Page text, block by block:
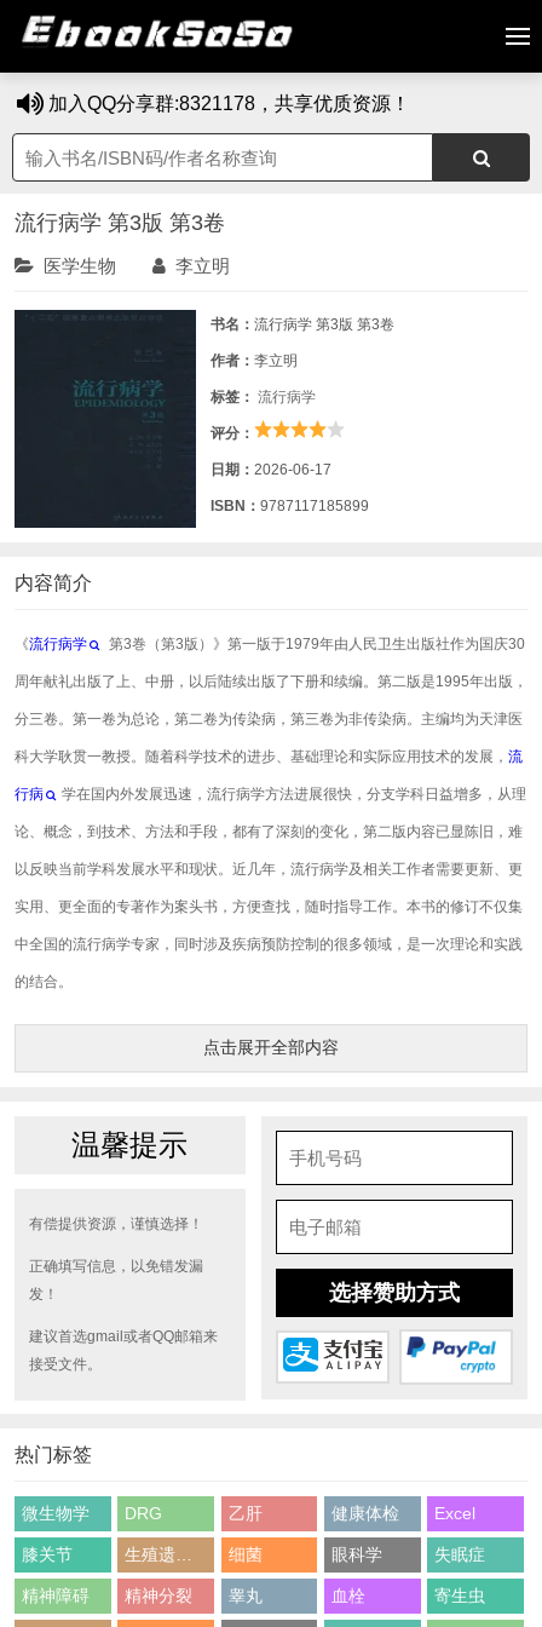
加入QQ分享群:8321178，共享优质资源！
流行病学 第3版 第3卷
医学生物 李立明
书名： 流行病学 第3版 第3卷
作者： 李立明
标签： 流行病学
评分：
日期： 2026-06-17
ISBN： 9787117185899
内容简介
《流行病学 第3巻（第3版）》第一版于1979年由人民卫生出版社作为国庆30
周年献礼出版了上、中册，以后陆续出版了下册和续编。第二版是1995年出版，
分三卷。第一卷为总论，第二卷为传染病，第三卷为非传染病。主编均为天津医
科大学耿贯一教授。随着科学技术的进步、基础理论和实际应用技术的发展， 流
行病 学在国内外发展迅速，流行病学方法进展很快，分支学科日益增多，从理
论、概念，到技术、方法和手段，都有了深刻的变化，第二版内容已显陈旧，难
以反映当前学科发展水平和现状。近几年，流行病学及相关工作者需要更新、更
实用、更全面的专著作为案头书，方便查找，随时指导工作。本书的修订不仅集
中全国的流行病学专家，同时涉及疾病预防控制的很多领域，是一次理论和实践
的结合。
点击展开全部内容
温馨提示
有偿提供资源，谨慎选择！
正确填写信息，以免错发漏
发！
建议首选gmail或者QQ邮箱来
接受文件。
选择赞助方式
热门标签
微生物学 DRG 乙肝 健康体检 Excel
膝关节 细菌 眼科学 失眠症
精神障碍 精神分裂 睾丸 血栓 寄生虫